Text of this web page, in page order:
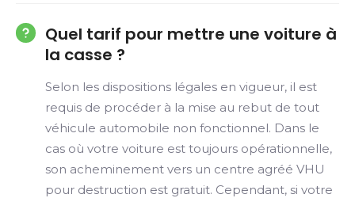
Quel tarif pour mettre une voiture à
la casse ?
Selon les dispositions légales en vigueur, il est
requis de procéder à la mise au rebut de tout
véhicule automobile non fonctionnel. Dans le
cas où votre voiture est toujours opérationnelle,
son acheminement vers un centre agréé VHU
pour destruction est gratuit. Cependant, si votre